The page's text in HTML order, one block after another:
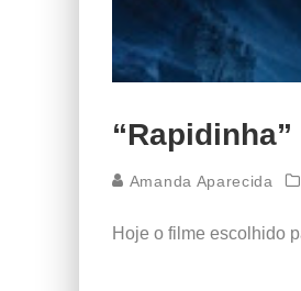
Amanda Aparecida
Hoje o filme escolhido